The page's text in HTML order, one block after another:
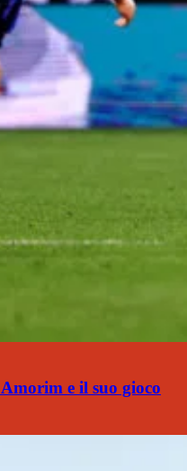
e il suo gioco